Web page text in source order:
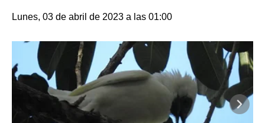
Lunes, 03 de abril de 2023 a las 01:00